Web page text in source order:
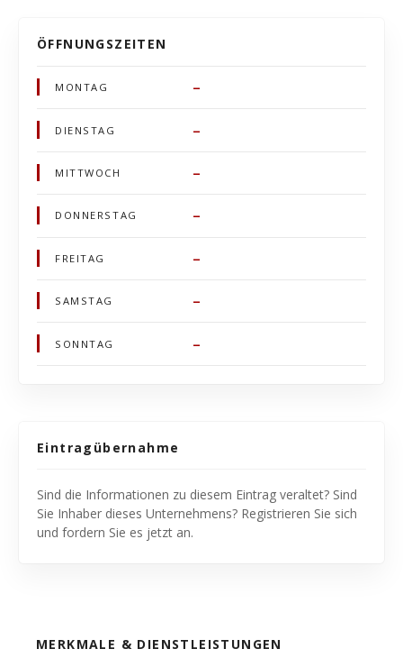
ÖFFNUNGSZEITEN
MONTAG –
DIENSTAG –
MITTWOCH –
DONNERSTAG –
FREITAG –
SAMSTAG –
SONNTAG –
Eintragübernahme
Sind die Informationen zu diesem Eintrag veraltet? Sind
Sie Inhaber dieses Unternehmens? Registrieren Sie sich
und fordern Sie es jetzt an.
MERKMALE & DIENSTLEISTUNGEN